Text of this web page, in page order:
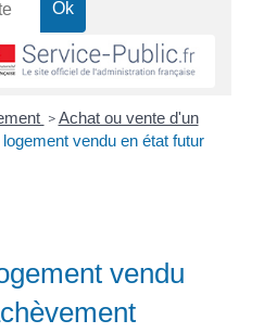
> Achat ou vente d'un
vendu en état futur
vendu